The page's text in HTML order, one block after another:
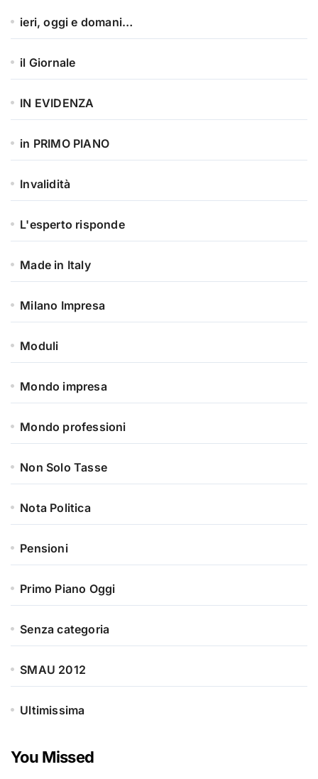
ieri, oggi e domani…
il Giornale
IN EVIDENZA
in PRIMO PIANO
Invalidità
L'esperto risponde
Made in Italy
Milano Impresa
Moduli
Mondo impresa
Mondo professioni
Non Solo Tasse
Nota Politica
Pensioni
Primo Piano Oggi
Senza categoria
SMAU 2012
Ultimissima
You Missed